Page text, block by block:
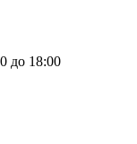
до 18:00